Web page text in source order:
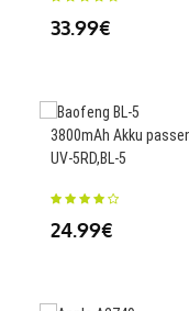
33.99€
3800mAh Akku
UV-5RD,BL-5
24.99€